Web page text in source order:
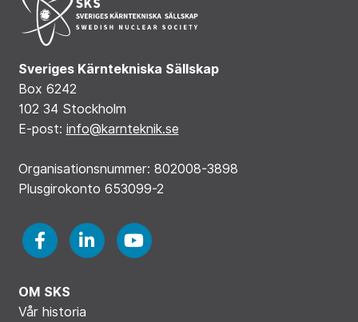
Sveriges Kärntekniska Sällskap
Box 6242
102 34 Stockholm
E-post: info@karnteknik.se
Organisationsnummer: 802008-3898
Plusgirokonto 653099-2
OM SKS
Vår historia